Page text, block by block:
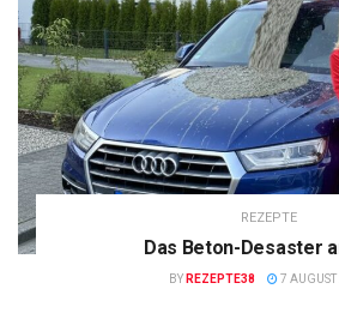
REZEPTE
Das Beton-Desaster
BY REZEPTE38 7